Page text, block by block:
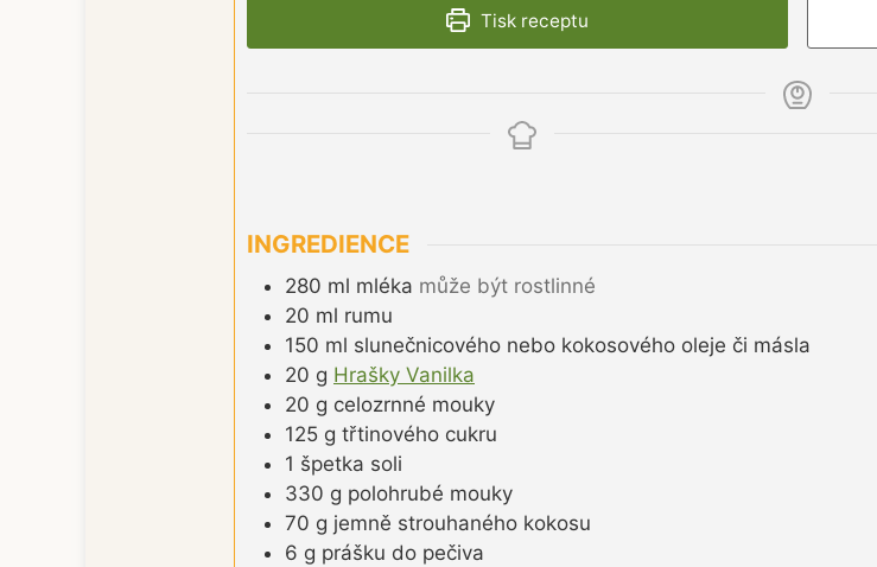
Tisk receptu
INGREDIENCE
280 ml mléka může být rostlinné
20 ml rumu
150 ml slunečnicového nebo kokosového oleje či másla
20 g Hrašky Vanilka
20 g celozrnné mouky
125 g třtinového cukru
1 špetka soli
330 g polohrubé mouky
70 g jemně strouhaného kokosu
6 g prášku do pečiva